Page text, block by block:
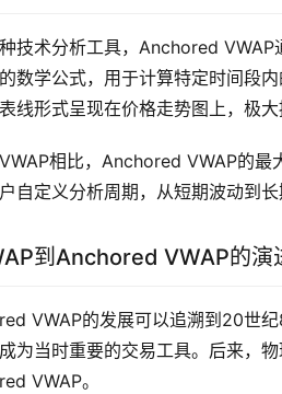
技术分析工具，Anchored
数学公式，用于计算特定时间段
线形式呈现在价格走势图上，极大
相比，Anchored VWAP的
自定义分析周期，从短期波动到
到Anchored VWAP的演
VWAP的发展可以追溯到20世
为当时重要的交易工具。后来，
VWAP。